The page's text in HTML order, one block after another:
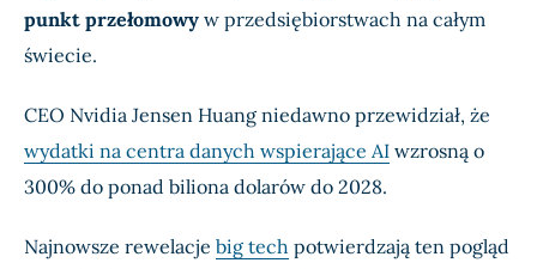
punkt przełomowy w przedsiębiorstwach na całym
świecie.
CEO Nvidia Jensen Huang niedawno przewidział, że
wydatki na centra danych wspierające AI wzrosną o
300% do ponad biliona dolarów do 2028.
Najnowsze rewelacje big tech potwierdzają ten pogląd